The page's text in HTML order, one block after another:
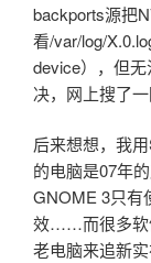
backports源把
看/var/log/
device），但
决，网上搜了
后来想想，我
的电脑是07年
GNOME 3只有
效……而很多软
老电脑来追新